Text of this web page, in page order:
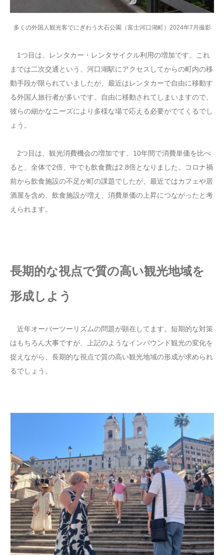
多くの外国人観光客でにぎわう大石公園（富士河口湖町）2024年7月撮影
1つ目は、レンタカー・レンタサイクル利用の増加です。これ
までは二次交通という、河口湖駅にアクセスしてからの町内の移
動手段が限られていましたが、最近はレンタカーで自由に移動す
る外国人旅行者が多いです。自由に移動されてしまいますので、
彼らの細かなニーズにより多様な場で応える必要がでてくるでし
ょう。
2つ目は、観光消費機会の増加です。10年間で消費単価を比べ
ると、全体で2倍、中でも飲食費は2.8倍となりました。コロナ禍
前から飲食施設の不足が町の課題でしたが、最近ではカフェや居
酒屋を含め、飲食施設が増え、消費単価の上昇につながったと考
えられます。
長期的な視点で質の高い観光地域を
形成しよう
近年オーバーツーリズムの問題が顕在してます。短期的な対策
はもちろん大事ですが、上記のようなインバウンド観光の変化を
捉えながら、長期的な視点で質の高い観光地域の形成が求められ
るでしょう。